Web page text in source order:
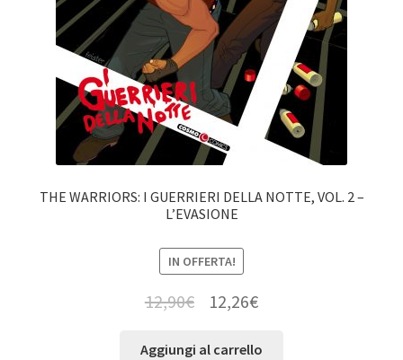
THE WARRIORS: I GUERRIERI DELLA NOTTE, VOL. 2 –
L’EVASIONE
IN OFFERTA!
12,90€ 12,26€
Aggiungi al carrello